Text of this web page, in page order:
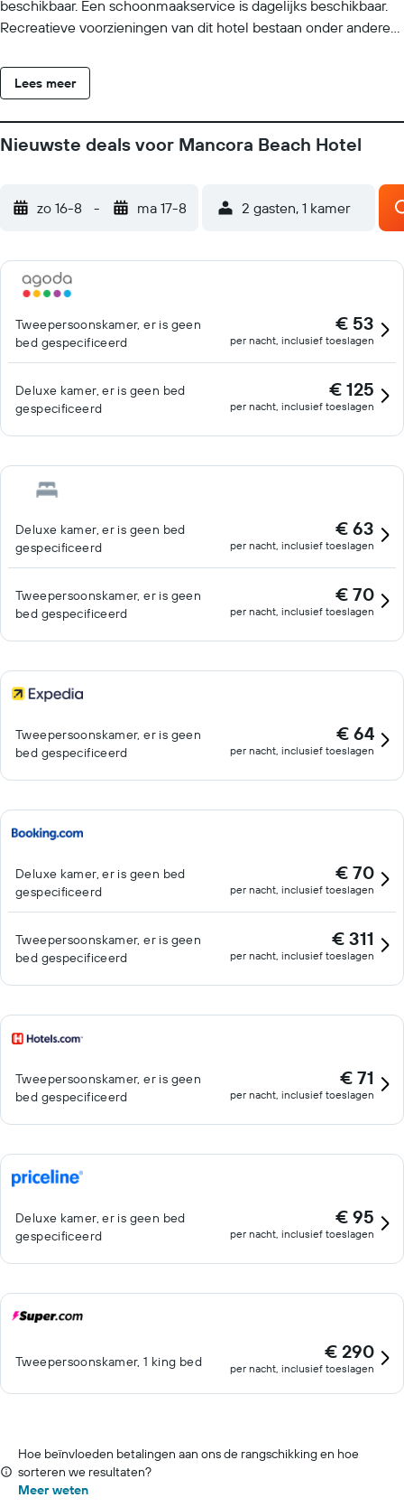
beschikbaar. Een schoonmaakservice is dagelijks beschikbaar.
Recreatieve voorzieningen van dit hotel bestaan onder andere
Lees meer
Nieuwste deals voor Mancora Beach Hotel
zo 16-8 - ma 17-8 2 gasten, 1 kamer
Tweepersoonskamer, er is geen
bed gespecificeerd
€ 53
per nacht, inclusief toeslagen
Deluxe kamer, er is geen bed
gespecificeerd
€ 125
per nacht, inclusief toeslagen
Deluxe kamer, er is geen bed
gespecificeerd
€ 63
per nacht, inclusief toeslagen
Tweepersoonskamer, er is geen
bed gespecificeerd
€ 70
per nacht, inclusief toeslagen
Tweepersoonskamer, er is geen
bed gespecificeerd
€ 64
per nacht, inclusief toeslagen
Deluxe kamer, er is geen bed
gespecificeerd
€ 70
per nacht, inclusief toeslagen
Tweepersoonskamer, er is geen
bed gespecificeerd
€ 311
per nacht, inclusief toeslagen
Tweepersoonskamer, er is geen
bed gespecificeerd
€ 71
per nacht, inclusief toeslagen
Deluxe kamer, er is geen bed
gespecificeerd
€ 95
per nacht, inclusief toeslagen
Tweepersoonskamer, 1 king bed € 290
per nacht, inclusief toeslagen
Hoe beïnvloeden betalingen aan ons de rangschikking en hoe
sorteren we resultaten?
Meer weten